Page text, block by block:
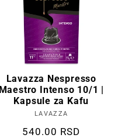
Lavazza Nespresso
Maestro Intenso 10/1 |
Kapsule za Kafu
Prodavac:
LAVAZZA
Cena
540.00 RSD